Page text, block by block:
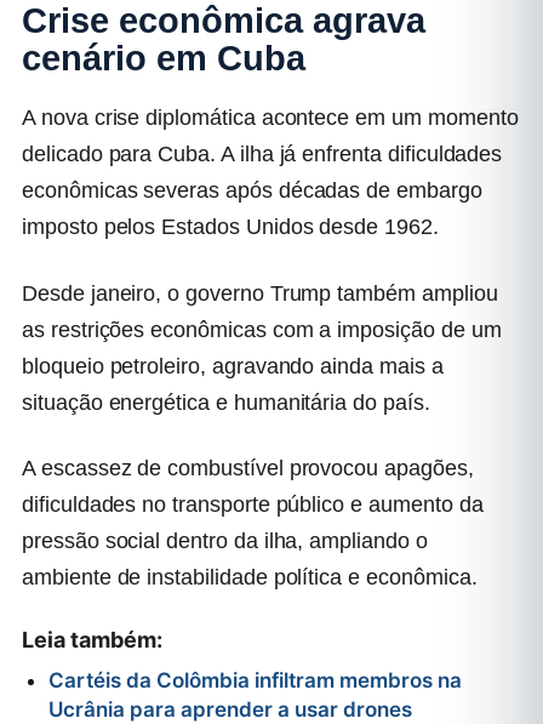
Crise econômica agrava
cenário em Cuba
A nova crise diplomática acontece em um momento
delicado para Cuba. A ilha já enfrenta dificuldades
econômicas severas após décadas de embargo
imposto pelos Estados Unidos desde 1962.
Desde janeiro, o governo Trump também ampliou
as restrições econômicas com a imposição de um
bloqueio petroleiro, agravando ainda mais a
situação energética e humanitária do país.
A escassez de combustível provocou apagões,
dificuldades no transporte público e aumento da
pressão social dentro da ilha, ampliando o
ambiente de instabilidade política e econômica.
Leia também:
Cartéis da Colômbia infiltram membros na
Ucrânia para aprender a usar drones